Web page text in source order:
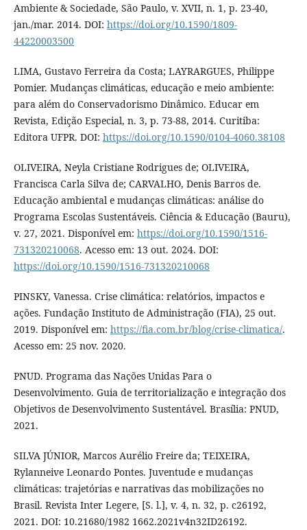
Ambiente & Sociedade, São Paulo, v. XVII, n. 1, p. 23-40,
jan./mar. 2014. DOI: https://doi.org/10.1590/1809-
44220003500
LIMA, Gustavo Ferreira da Costa; LAYRARGUES, Philippe
Pomier. Mudanças climáticas, educação e meio ambiente:
para além do Conservadorismo Dinâmico. Educar em
Revista, Edição Especial, n. 3, p. 73-88, 2014. Curitiba:
Editora UFPR. DOI: https://doi.org/10.1590/0104-4060.38108
OLIVEIRA, Neyla Cristiane Rodrigues de; OLIVEIRA,
Francisca Carla Silva de; CARVALHO, Denis Barros de.
Educação ambiental e mudanças climáticas: análise do
Programa Escolas Sustentáveis. Ciência & Educação (Bauru),
v. 27, 2021. Disponível em: https://doi.org/10.1590/1516-
731320210068. Acesso em: 13 out. 2024. DOI:
https://doi.org/10.1590/1516-731320210068
PINSKY, Vanessa. Crise climática: relatórios, impactos e
ações. Fundação Instituto de Administração (FIA), 25 out.
2019. Disponível em: https://fia.com.br/blog/crise-climatica/.
Acesso em: 25 nov. 2020.
PNUD. Programa das Nações Unidas Para o
Desenvolvimento. Guia de territorialização e integração dos
Objetivos de Desenvolvimento Sustentável. Brasília: PNUD,
2021.
SILVA JÚNIOR, Marcos Aurélio Freire da; TEIXEIRA,
Rylanneive Leonardo Pontes. Juventude e mudanças
climáticas: trajetórias e narrativas das mobilizações no
Brasil. Revista Inter Legere, [S. l.], v. 4, n. 32, p. c26192,
2021. DOI: 10.21680/1982 1662.2021v4n32ID26192.